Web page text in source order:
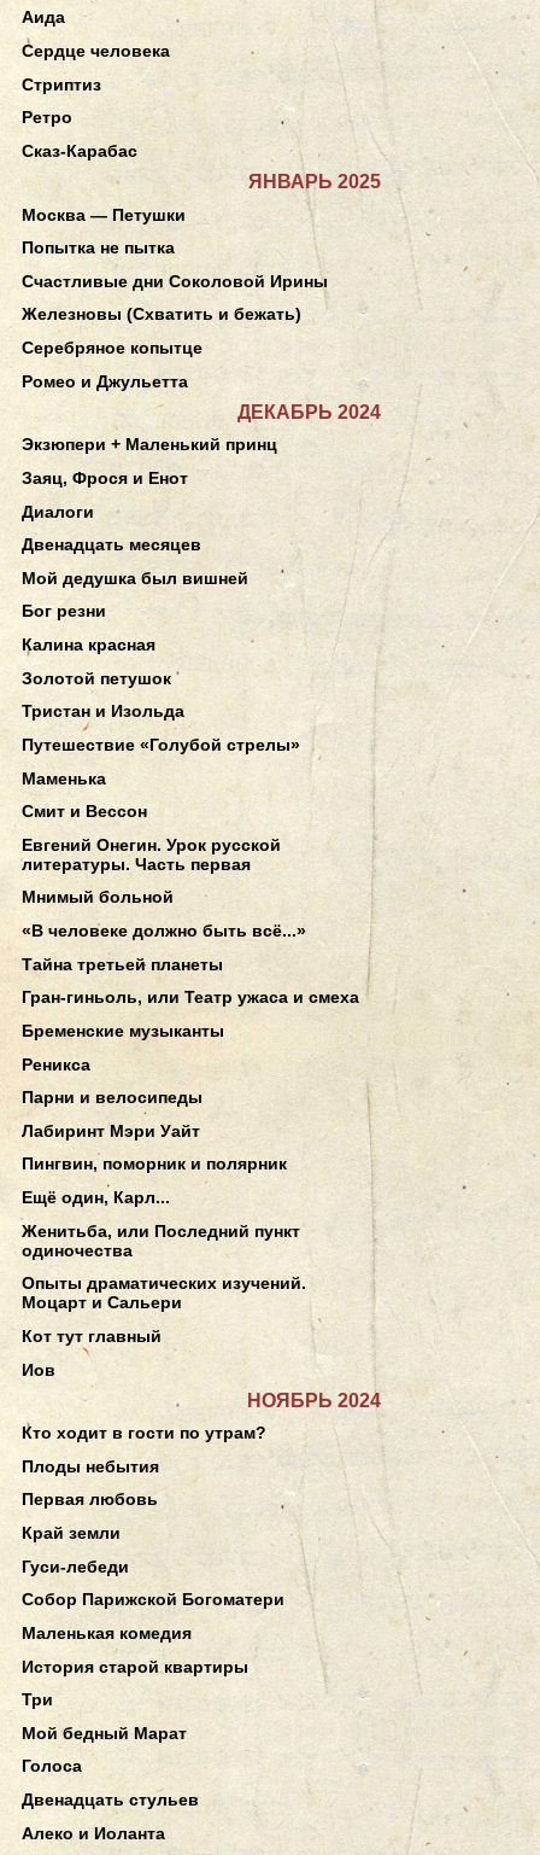
Аида
Сердце человека
Стриптиз
Ретро
Сказ-Карабас
ЯНВАРЬ 2025
Москва — Петушки
Попытка не пытка
Счастливые дни Соколовой Ирины
Железновы (Схватить и бежать)
Серебряное копытце
Ромео и Джульетта
ДЕКАБРЬ 2024
Экзюпери + Маленький принц
Заяц, Фрося и Енот
Диалоги
Двенадцать месяцев
Мой дедушка был вишней
Бог резни
Калина красная
Золотой петушок
Тристан и Изольда
Путешествие «Голубой стрелы»
Маменька
Смит и Вессон
Евгений Онегин. Урок русской
литературы. Часть первая
Мнимый больной
«В человеке должно быть всё...»
Тайна третьей планеты
Гран-гиньоль, или Театр ужаса и смеха
Бременские музыканты
Реникса
Парни и велосипеды
Лабиринт Мэри Уайт
Пингвин, поморник и полярник
Ещё один, Карл...
Женитьба, или Последний пункт
одиночества
Опыты драматических изучений.
Моцарт и Сальери
Кот тут главный
Иов
НОЯБРЬ 2024
Кто ходит в гости по утрам?
Плоды небытия
Первая любовь
Край земли
Гуси-лебеди
Собор Парижской Богоматери
Маленькая комедия
История старой квартиры
Три
Мой бедный Марат
Голоса
Двенадцать стульев
Алеко и Иоланта